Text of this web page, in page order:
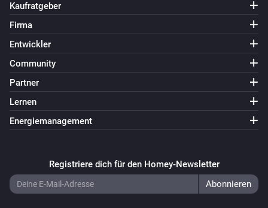
Kaufratgeber
Firma
Entwickler
Community
Partner
Lernen
Energiemanagement
Registriere dich für den Homey-Newsletter